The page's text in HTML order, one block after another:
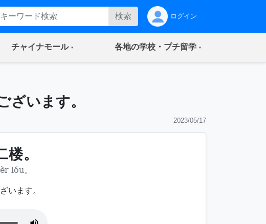
検索 ログイン
チャイナモール(current) 各地の学校・プチ留学(current)
ざいます。
2023/05/17
楼。
èr lóu。
います。